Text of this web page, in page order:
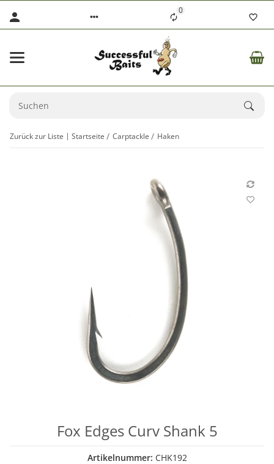
0
Zurück zur Liste Startseite Carptackle Haken
Fox Edges Curv Shank 5
Artikelnummer: CHK192